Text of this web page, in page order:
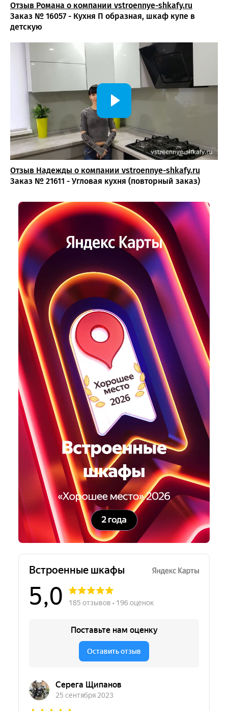
Отзыв Романа о компании vstroennye-shkafy.ru
Заказ № 16057 - Кухня П образная, шкаф купе в
детскую
Отзыв Надежды о компании vstroennye-shkafy.ru
Заказ № 21611 - Угловая кухня (повторный заказ)